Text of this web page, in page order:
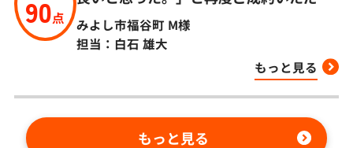
90点
ました！
みよし市福谷町 M様
担当：白石 雄大
もっと見る
もっと見る